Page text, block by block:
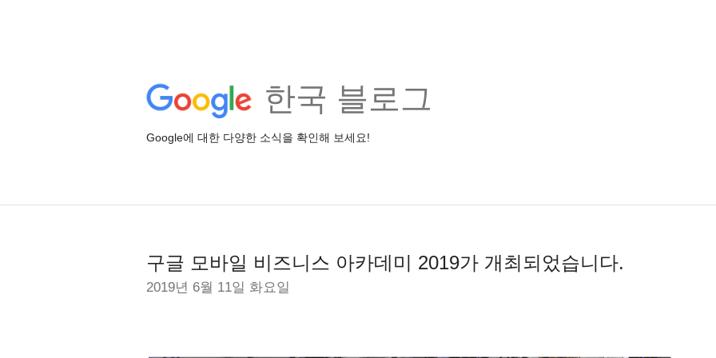
한국 블로그
Google에 대한 다양한 소식을 확인해 보세요!
구글 모바일 비즈니스 아카데미 2019가 개최되었습니다.
2019년 6월 11일 화요일